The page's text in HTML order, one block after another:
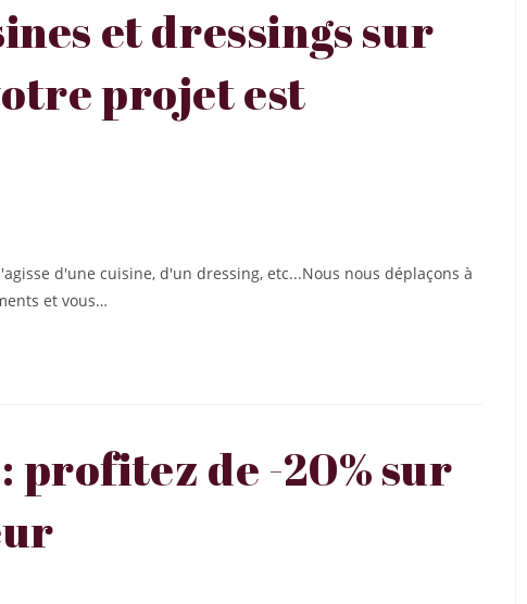
et dressings sur
projet est
d'une cuisine, d'un dressing, etc...Nous nous déplaçons à
et vous…
profitez de -20% sur